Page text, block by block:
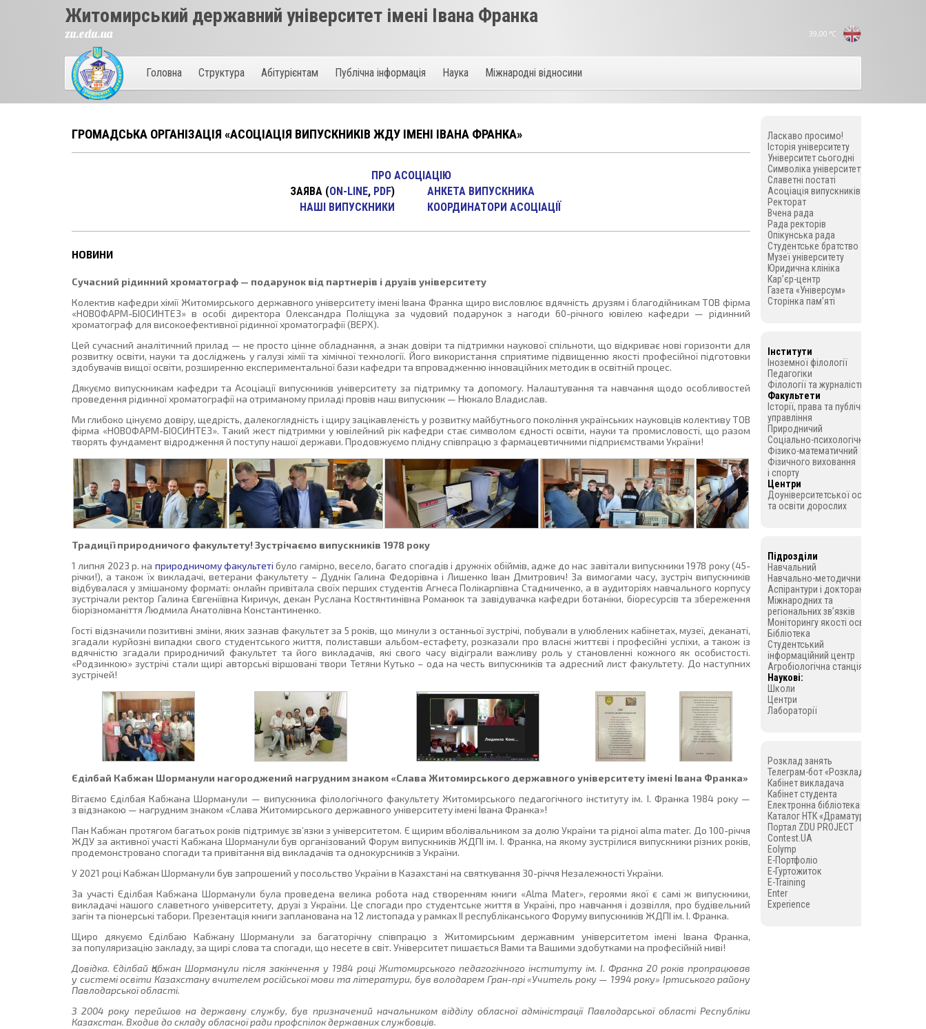
39,00 °C
Житомирський державний університет імені Івана Франка
zu.edu.ua
Головна Структура Абітурієнтам Публічна інформація Наука Міжнародні відносини
ГРОМАДСЬКА ОРГАНІЗАЦІЯ «АСОЦІАЦІЯ ВИПУСКНИКІВ ЖДУ ІМЕНІ ІВАНА ФРАНКА»
ПРО АСОЦІАЦІЮ
ЗАЯВА (ON-LINE, PDF)
АНКЕТА ВИПУСКНИКА
НАШI ВИПУСКНИКИ
КООРДИНАТОРИ АСОЦІАЦІЇ
НОВИНИ
Сучасний рідинний хроматограф — подарунок від партнерів і друзів університету
Колектив кафедри хімії Житомирського державного університету імені Івана Франка щиро висловлює вдячність друзям і благодійникам ТОВ фірма
«НОВОФАРМ-БІОСИНТЕЗ» в особі директора Олександра Поліщука за чудовий подарунок з нагоди 60-річного ювілею кафедри — рідинний
хроматограф для високоефективної рідинної хроматографії (ВЕРХ).
Цей сучасний аналітичний прилад — не просто цінне обладнання, а знак довіри та підтримки наукової спільноти, що відкриває нові горизонти для
розвитку освіти, науки та досліджень у галузі хімії та хімічної технології. Його використання сприятиме підвищенню якості професійної підготовки
здобувачів вищої освіти, розширенню експериментальної бази кафедри та впровадженню інноваційних методик в освітній процес.
Дякуємо випускникам кафедри та Асоціації випускників університету за підтримку та допомогу. Налаштування та навчання щодо особливостей
проведення рідинної хроматографії на отриманому приладі провів наш випускник — Нюкало Владислав.
Ми глибоко цінуємо довіру, щедрість, далекоглядність і щиру зацікавленість у розвитку майбутнього покоління українських науковців колективу ТОВ
фірма «НОВОФАРМ-БІОСИНТЕЗ». Такий жест підтримки у ювілейний рік кафедри стає символом єдності освіти, науки та промисловості, що разом
творять фундамент відродження й поступу нашої держави. Продовжуємо плідну співпрацю з фармацевтичними підприємствами України!
Традиції природничого факультету! Зустрічаємо випускників 1978 року
1 липня 2023 р. на природничому факультеті було гамірно, весело, багато спогадів і дружніх обіймів, адже до нас завітали випускники 1978 року (45-
річки!), а також їх викладачі, ветерани факультету – Дуднік Галина Федорівна і Лишенко Іван Дмитрович! За вимогами часу, зустріч випускників
відбувалася у змішаному форматі: онлайн привітала своїх перших студентів Агнеса Полікарпівна Стадниченко, а в аудиторіях навчального корпусу
зустрічали ректор Галина Євгеніївна Киричук, декан Руслана Костянтинівна Романюк та завідувачка кафедри ботаніки, біоресурсів та збереження
біорізноманіття Людмила Анатолівна Константиненко.
Гості відзначили позитивні зміни, яких зазнав факультет за 5 років, що минули з останньої зустрічі, побували в улюблених кабінетах, музеї, деканаті,
згадали курйозні випадки свого студентського життя, полиставши альбом-естафету, розказали про власні життєві і професійні успіхи, а також із
вдячністю згадали природничий факультет та його викладачів, які свого часу відіграли важливу роль у становленні кожного як особистості.
«Родзинкою» зустрічі стали щирі авторські віршовані твори Тетяни Кутько – ода на честь випускників та адресний лист факультету. До наступних
зустрічей!
Єділбай Кабжан Шорманули нагороджений нагрудним знаком «Слава Житомирського державного університету імені Івана Франка»
Вітаємо Єділбая Кабжана Шорманули — випускника філологічного факультету Житомирського педагогічного інституту ім. І. Франка 1984 року —
з відзнакою — нагрудним знаком «Слава Житомирського державного університету імені Івана Франка»!
Пан Кабжан протягом багатьох років підтримує зв’язки з університетом. Є щирим вболівальником за долю України та рідної alma mater. До 100-річчя
ЖДУ за активної участі Кабжана Шорманули був організований Форум випускників ЖДПІ ім. І. Франка, на якому зустрілися випускники різних років,
продемонстровано спогади та привітання від викладачів та однокурсників з України.
У 2021 році Кабжан Шорманули був запрошений у посольство України в Казахстані на святкування 30-річчя Незалежності України.
За участі Єділбая Кабжана Шорманули була проведена велика робота над створенням книги «Alma Mater», героями якої є самі ж випускники,
викладачі нашого славетного університету, друзі з України. Це спогади про студентське життя в Україні, про навчання і дозвілля, про будівельний
загін та піонерські табори. Презентація книги запланована на 12 листопада у рамках ІІ республіканського Форуму випускників ЖДПІ ім. І. Франка.
Щиро дякуємо Єділбаю Кабжану Шорманули за багаторічну співпрацю з Житомирським державним університетом імені Івана Франка,
за популяризацію закладу, за щирі слова та спогади, що несете в світ. Університет пишається Вами та Вашими здобутками на професійній ниві!
Довідка. Єділбай Қабжан Шорманұли після закінчення у 1984 році Житомирського педагогічного інституту ім. І. Франка 20 років пропрацював
у системі освіти Казахстану вчителем російської мови та літератури, був володарем Гран-прі «Учитель року — 1994 року» Іртиського району
Павлодарської області.
З 2004 року перейшов на державну службу, був призначений начальником відділу обласної адміністрації Павлодарської області Республіки
Казахстан. Входив до складу обласної ради профспілок державних службовців.
Ласкаво просимо!
Історія університету
Університет сьогодні
Символіка університету
Славетні постаті
Асоціація випускників
Ректорат
Вчена рада
Рада ректорів
Опікунська рада
Студентське братство
Музеї університету
Юридична клініка
Кар’єр-центр
Газета «Універсум»
Сторінка пам’яті
Інститути
Іноземної філології
Педагогіки
Філології та журналістики
Факультети
Історії, права та публічного
управління
Природничий
Соціально-психологічний
Фізико-математичний
Фізичного виховання
і спорту
Центри
Доуніверситетської освіти
та освіти дорослих
Підрозділи
Навчальний
Навчально-методичний
Аспірантури і докторантури
Міжнародних та
регіональних зв’язків
Моніторингу якості освіти
Бібліотека
Студентський
інформаційний центр
Агробіологічна станція
Наукові:
Школи
Центри
Лабораторії
Розклад занять
Телеграм-бот «Розклад»
Кабінет викладача
Кабінет студента
Електронна бібліотека
Каталог НТК «Драматургія»
Портал ZDU PROJECT
Contest.UA
Eolymp
E-Портфоліо
E-Гуртожиток
E-Training
Enter
Experience